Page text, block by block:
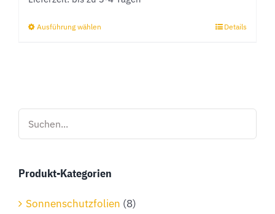
Ausführung wählen
Die
können
Details
Produkt-Kategorien
Sonnenschutzfolien (8)